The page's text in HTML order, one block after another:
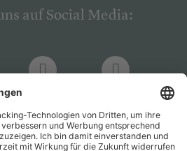
auf Social Media:
Hogrefe
Verlag
Hogrefe
Verlag